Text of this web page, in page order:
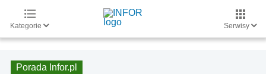
Kategorie Serwisy
Porada Infor.pl